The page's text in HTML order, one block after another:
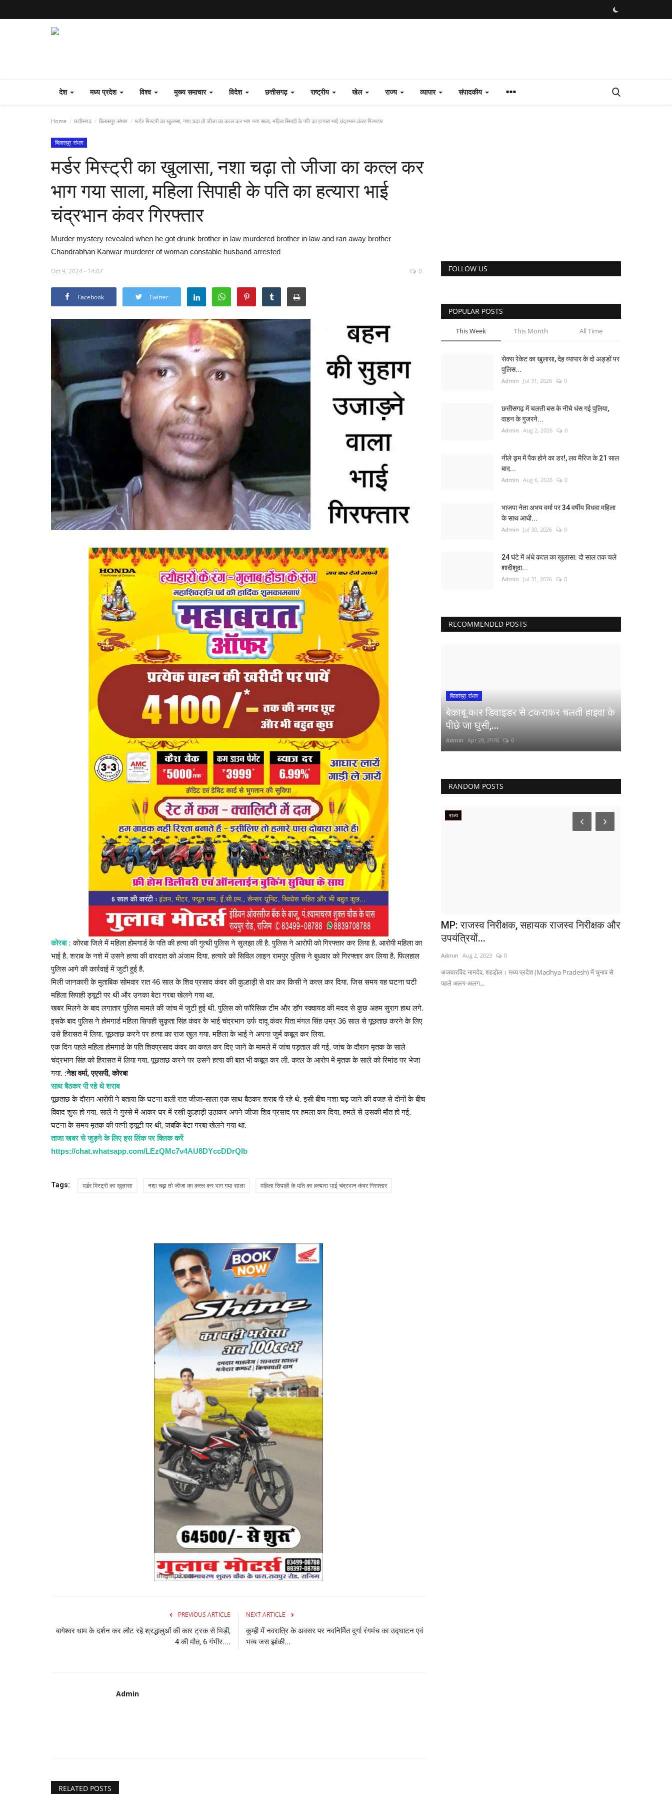
देश मध्य प्रदेश विश्व मुख्य समाचार विदेश छत्तीसगढ़ राष्ट्रीय खेल राज्य व्यापार संपादकीय
Home छत्तीसगढ़ बिलासपुर संभाग मर्डर मिस्ट्री का खुलासा, नशा चढ़ा तो जीजा का कत्ल कर भाग गया साला, महिला सिपाही के पति का हत्यारा भाई चंद्रभान कंवर गिरफ्तार
बिलासपुर संभाग
मर्डर मिस्ट्री का खुलासा, नशा चढ़ा तो जीजा का कत्ल कर
भाग गया साला, महिला सिपाही के पति का हत्यारा भाई
चंद्रभान कंवर गिरफ्तार
Murder mystery revealed when he got drunk brother in law murdered brother in law and ran away brother
Chandrabhan Kanwar murderer of woman constable husband arrested
Oct 9, 2024 - 14:07 0
Facebook Twitter
कोरबा : कोरबा जिले में महिला होमगार्ड के पति की हत्या की गुत्थी पुलिस ने सुलझा ली है. पुलिस ने आरोपी को गिरफ्तार कर लिया है. आरोपी महिला का
भाई है. शराब के नशे में उसने हत्या की वारदात को अंजाम दिया. हत्यारे को सिविल लाइन रामपुर पुलिस ने बुधवार को गिरफ्तार कर लिया है. फिलहाल
पुलिस आगे की कार्रवाई में जुटी हुई है.
मिली जानकारी के मुताबिक सोमवार रात 46 साल के शिव प्रसाद कंवर की कुल्हाड़ी से वार कर किसी ने कत्ल कर दिया. जिस समय यह घटना घटी
महिला सिपाही ड्यूटी पर थी और उनका बेटा गरबा खेलने गया था.
खबर मिलने के बाद लगातार पुलिस मामले की जांच में जुटी हुई थी. पुलिस को फॉरेंसिक टीम और डॉग स्क्वायड की मदद से कुछ अहम सुराग हाथ लगे.
इसके बाद पुलिस ने होमगार्ड महिला सिपाही सुकृता सिंह कंवर के भाई चंद्रभान उर्फ दादू कंवर पिता मंगल सिंह उम्र 36 साल से पूछताछ करने के लिए
उसे हिरासत में लिया. पूछताछ करने पर हत्या का राज खुल गया. महिला के भाई ने अपना जुर्म कबूल कर लिया.
एक दिन पहले महिला होमगार्ड के पति शिवप्रसाद कंवर का कत्ल कर दिए जाने के मामले में जांच पड़ताल की गई. जांच के दौरान मृतक के साले
चंद्रभान सिंह को हिरासत में लिया गया. पूछताछ करने पर उसने हत्या की बात भी कबूल कर ली. कत्ल के आरोप में मृतक के साले को रिमांड पर भेजा
गया. :नेहा वर्मा, एएसपी, कोरबा
साथ बैठकर पी रहे थे शराब
पूछताछ के दौरान आरोपी ने बताया कि घटना वाली रात जीजा-साला एक साथ बैठकर शराब पी रहे थे. इसी बीच नशा चढ़ जाने की वजह से दोनों के बीच
विवाद शुरू हो गया. साले ने गुस्से में आकर घर में रखी कुल्हाड़ी उठाकर अपने जीजा शिव प्रसाद पर हमला कर दिया. हमले से उसकी मौत हो गई.
घटना के समय मृतक की पत्नी ड्यूटी पर थी, जबकि बेटा गरबा खेलने गया था.
ताजा खबर से जुड़ने के लिए इस लिंक पर क्लिक करें
https://chat.whatsapp.com/LEzQMc7v4AU8DYccDDrQlb
Tags: मर्डर मिस्ट्री का खुलासा नशा चढ़ा तो जीजा का कत्ल कर भाग गया साला महिला सिपाही के पति का हत्यारा भाई चंद्रभान कंवर गिरफ्तार
PREVIOUS ARTICLE
बागेश्वर धाम के दर्शन कर लौट रहे श्रद्धालुओं की कार ट्रक से भिड़ी,
4 की मौत, 6 गंभीर....
NEXT ARTICLE
कुम्ही में नवरात्रि के अवसर पर नवनिर्मित दुर्गा रंगमंच का उद्घाटन एवं
भव्य जस झांकी...
Admin
RELATED POSTS
FOLLOW US
POPULAR POSTS
This Week This Month All Time
सेक्स रेकेट का खुलासा, देह व्यापार के दो अड्डों पर
पुलिस...
Admin Jul 31, 2026 0
छत्तीसगढ़ में चलती बस के नीचे धंस गई पुलिया,
वाहन के गुजरने...
Admin Aug 2, 2026 0
नीले ड्र्म में पैक होने का डर!, लव मैरिज के 21 साल
बाद...
Admin Aug 6, 2026 0
भाजपा नेता अभय वर्मा पर 34 वर्षीय विधवा महिला
के साथ आधी...
Admin Jul 30, 2026 0
24 घंटे में अंधे कत्ल का खुलासा: दो साल तक चले
शादीशुदा...
Admin Jul 31, 2026 0
RECOMMENDED POSTS
बिलासपुर संभाग
बेकाबू कार डिवाइडर से टकराकर चलती हाइवा के
पीछे जा घुसी,...
Admin Apr 28, 2026 0
RANDOM POSTS
राज्य
MP: राजस्व निरीक्षक, सहायक राजस्व निरीक्षक और
उपयंत्रियों...
Admin Aug 2, 2023 0
अजयारविंद नामदेव, शहडोल। मध्य प्रदेश (Madhya Pradesh) में चुनाव से
पहले अलग-अलग...